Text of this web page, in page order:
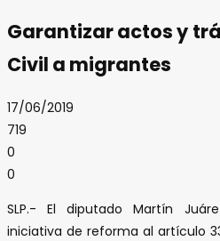
Garantizar actos y
Civil a migrantes
17/06/2019
719
0
0
SLP.- El diputado Martín
iniciativa de reforma al artículo